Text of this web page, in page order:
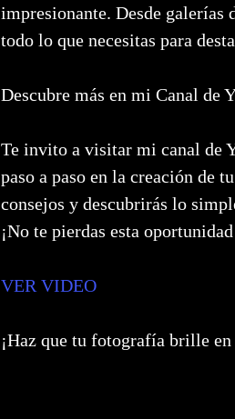
impresionante. Desde galerías
todo lo que necesitas para
Descubre más en mi Canal de
Te invito a visitar mi canal de
paso a paso en la creación de
consejos y descubrirás lo
¡No te pierdas esta
VER VIDEO
¡Haz que tu fotografía brille